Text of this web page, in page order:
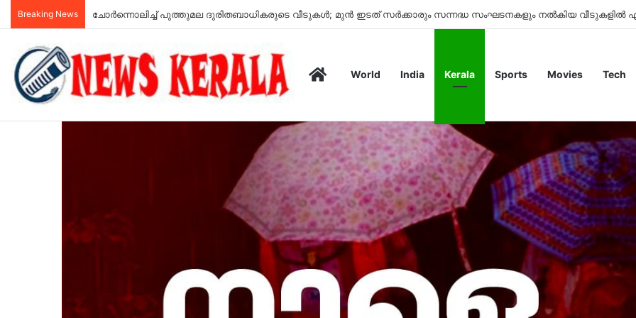
Breaking News ചോർന്നൊലിച്ച് പുത്തുമല ദുരിതബാധികരുടെ വീടുകൾ; മുൻ ഇടത് സർക്കാരും സന്നദ്ധ സംഘടനകളും നൽകിയ വീടുകളിൽ
HomeWorld India Kerala Sports Movies Tech